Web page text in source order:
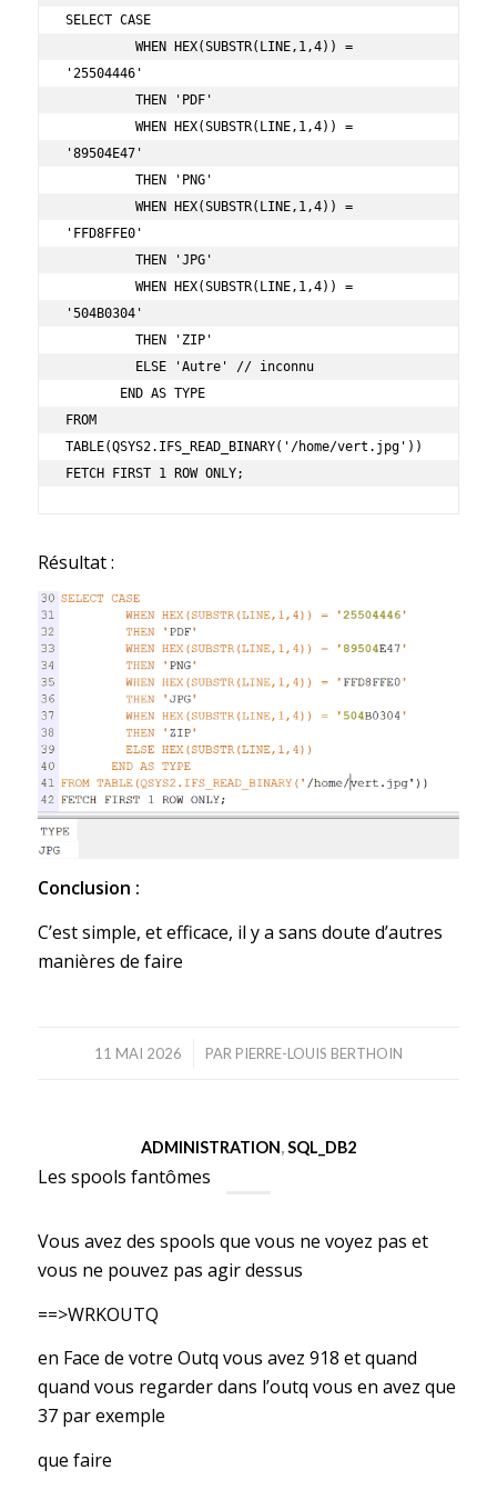
SELECT CASE
'25504446'
'89504E47'
'FFD8FFE0'
'504B0304'
FROM
TABLE(QSYS2.IFS_READ_BINARY('/home/vert.jpg'))
Résultat :
Conclusion :
C’est simple, et efficace, il y a sans doute d’autres
manières de faire
11 MAI 2026
/ PAR PIERRE-LOUIS BERTHOIN
ADMINISTRATION,SQL_DB2
Les spools fantômes
Vous avez des spools que vous ne voyez pas et
vous ne pouvez pas agir dessus
==>WRKOUTQ
en Face de votre Outq vous avez 918 et quand
quand vous regarder dans l’outq vous en avez que
37 par exemple
que faire